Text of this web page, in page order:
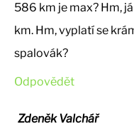
586 km je max? Hm,
km. Hm, vyplatí se
spalovák?
Odpovědět
Zdeněk Valchář